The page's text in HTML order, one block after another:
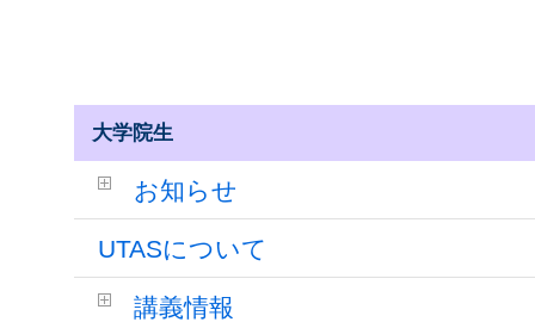
大学院生
お知らせ
UTASについて
講義情報